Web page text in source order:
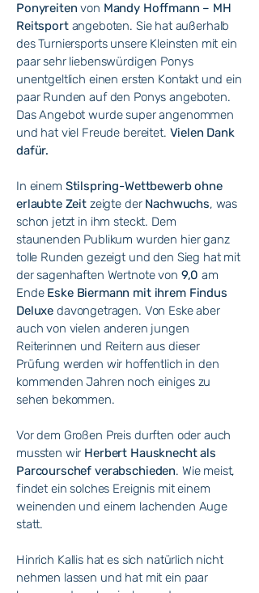
Ponyreiten von Mandy Hoffmann – MH
Reitsport angeboten. Sie hat außerhalb
des Turniersports unsere Kleinsten mit ein
paar sehr liebenswürdigen Ponys
unentgeltlich einen ersten Kontakt und ein
paar Runden auf den Ponys angeboten.
Das Angebot wurde super angenommen
und hat viel Freude bereitet. Vielen Dank
dafür.
In einem Stilspring-Wettbewerb ohne
erlaubte Zeit zeigte der Nachwuchs, was
schon jetzt in ihm steckt. Dem
staunenden Publikum wurden hier ganz
tolle Runden gezeigt und den Sieg hat mit
der sagenhaften Wertnote von 9,0 am
Ende Eske Biermann mit ihrem Findus
Deluxe davongetragen. Von Eske aber
auch von vielen anderen jungen
Reiterinnen und Reitern aus dieser
Prüfung werden wir hoffentlich in den
kommenden Jahren noch einiges zu
sehen bekommen.
Vor dem Großen Preis durften oder auch
mussten wir Herbert Hausknecht als
Parcourschef verabschieden. Wie meist,
findet ein solches Ereignis mit einem
weinenden und einem lachenden Auge
statt.
Hinrich Kallis hat es sich natürlich nicht
nehmen lassen und hat mit ein paar